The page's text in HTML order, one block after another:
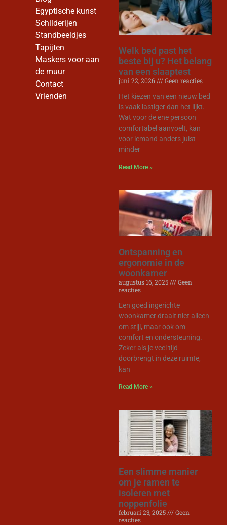
Egyptische kunst
Schilderijen
Standbeeldjes
Tapijten
Maskers voor aan
de muur
Contact
Vrienden
Welk bed past het
beste bij u? Het belang
van een slaaptest
juni 22, 2026
Geen reacties
Het kiezen van een nieuw bed
is vaak lastiger dan het lijkt.
Wat voor de ene persoon
comfortabel aanvoelt, kan
voor iemand anders juist
minder
Read More »
Ontspanning en
ergonomie in de
woonkamer
augustus 16, 2025
Geen
reacties
Een goed ingerichte
woonkamer draait niet alleen
om stijl, maar ook om
comfort en ondersteuning.
Zeker als je veel tijd
doorbrengt in deze ruimte,
kan
Read More »
Een slimme manier
om je ramen te
isoleren met
noppenfolie
februari 23, 2025
Geen
reacties